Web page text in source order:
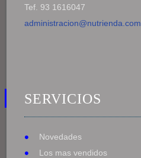
Tef. 93 1616047
administracion@nutrienda.com
SERVICIOS
Novedades
Los mas vendidos